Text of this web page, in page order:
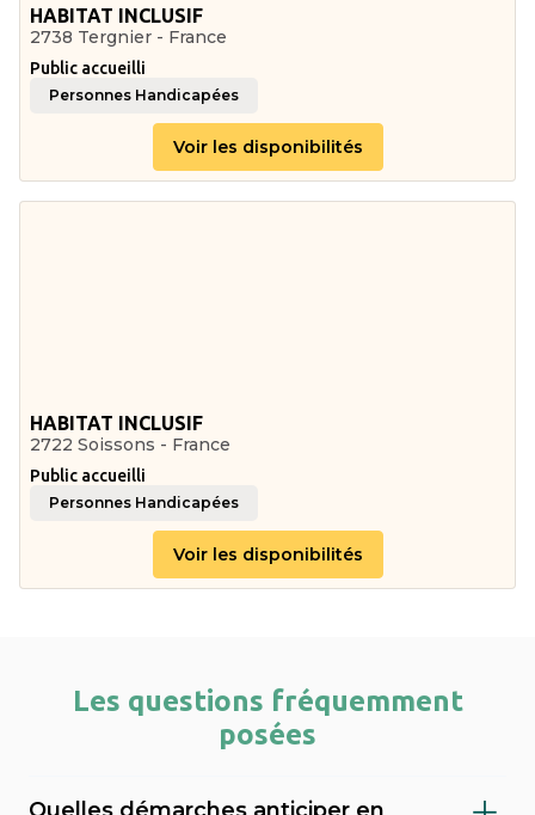
HABITAT INCLUSIF
2738 Tergnier - France
Public accueilli
Personnes Handicapées
Voir les disponibilités
HABITAT INCLUSIF
2722 Soissons - France
Public accueilli
Personnes Handicapées
Voir les disponibilités
Les questions fréquemment
posées